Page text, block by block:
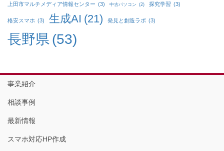
上田市マルチメディア情報センター (3) 中古パソコン (2) 探究学習 (3)
格安スマホ (3) 生成AI (21) 発見と創造ラボ (3)
長野県 (53)
事業紹介
相談事例
最新情報
スマホ対応HP作成